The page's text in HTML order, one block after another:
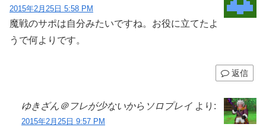
2015年2月25日 5:58 PM
魔戦のサポは自分みたいですね。お役に立てたよ
うで何よりです。
返信
ゆきざん＠フレが少ないからソロプレイ より:
2015年2月25日 9:57 PM